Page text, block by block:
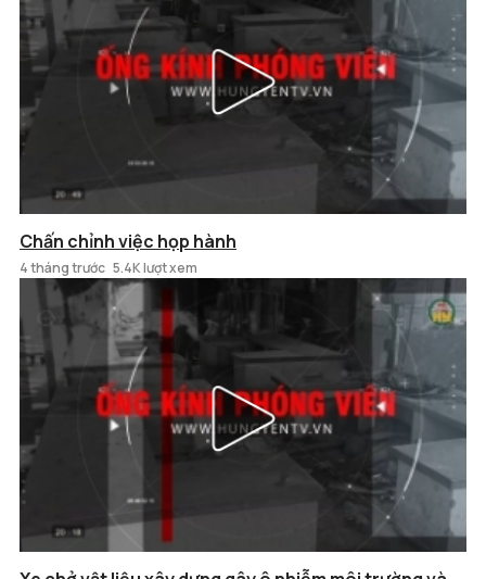
Chấn chỉnh việc họp hành
4 tháng trước 5.4K lượt xem